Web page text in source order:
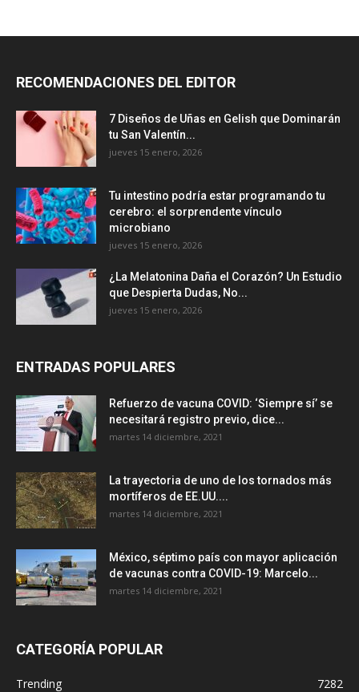
RECOMENDACIONES DEL EDITOR
7 Diseños de Uñas en Gelish que Dominarán
tu San Valentín...
jueves 15 enero, 2026
Tu intestino podría estar programando tu
cerebro: el sorprendente vínculo
microbiano
jueves 15 enero, 2026
¿La Melatonina Daña el Corazón? Un Estudio
que Despierta Dudas, No...
jueves 15 enero, 2026
ENTRADAS POPULARES
Refuerzo de vacuna COVID: ‘Siempre sí’ se
necesitará registro previo, dice...
martes 14 diciembre, 2021
La trayectoria de uno de los tornados más
mortíferos de EE.UU....
martes 14 diciembre, 2021
México, séptimo país con mayor aplicación
de vacunas contra COVID-19: Marcelo...
martes 14 diciembre, 2021
CATEGORÍA POPULAR
Trending
7282